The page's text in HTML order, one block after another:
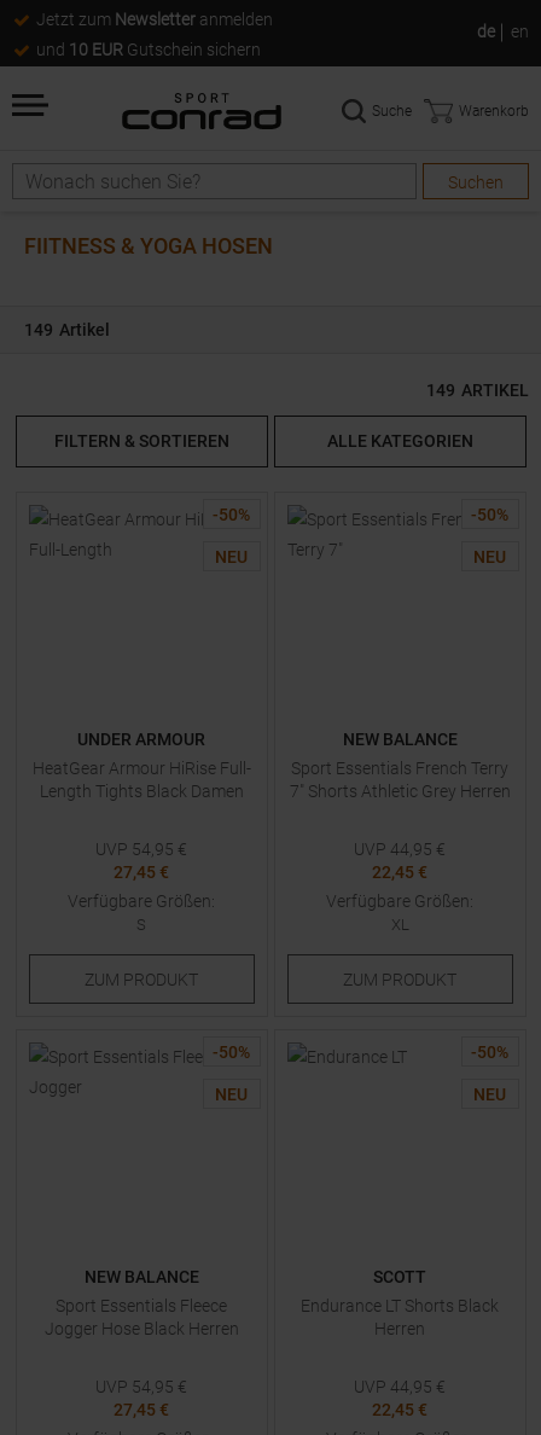
Jetzt zum Newsletter anmelden
und 10 EUR Gutschein sichern
de en
Suche
Suchen
Suche Warenkorb
FIITNESS & YOGA HOSEN
149 Artikel
149 ARTIKEL
FILTERN & SORTIEREN ALLE KATEGORIEN
-50%
NEU
UNDER ARMOUR
HeatGear Armour HiRise Full-
Length Tights Black Damen
UVP 54,95 €
27,45 €
Verfügbare Größen:
S
ZUM PRODUKT
-50%
NEU
NEW BALANCE
Sport Essentials French Terry
7" Shorts Athletic Grey Herren
UVP 44,95 €
22,45 €
Verfügbare Größen:
XL
ZUM PRODUKT
-50%
NEU
NEW BALANCE
Sport Essentials Fleece
Jogger Hose Black Herren
UVP 54,95 €
27,45 €
-50%
NEU
SCOTT
Endurance LT Shorts Black
Herren
UVP 44,95 €
22,45 €